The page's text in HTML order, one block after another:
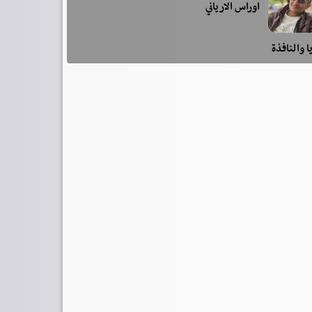
اوراس الارياني
والنافذة